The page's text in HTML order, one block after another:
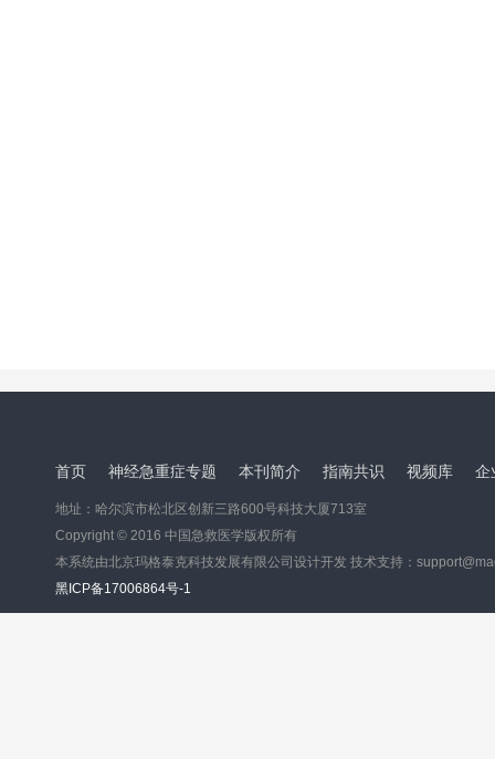
首页 神经急重症专题 本刊简介 指南共识 视频库 企
地址：哈尔滨市松北区创新三路600号科技大厦713室
Copyright © 2016 中国急救医学版权所有
本系统由北京玛格泰克科技发展有限公司设计开发 技术支持：
黑ICP备17006864号-1